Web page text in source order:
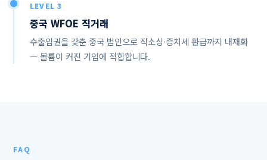
LEVEL 3
중국 WFOE 직거래
수출입권을 갖춘 중국 법인으로 직소싱·증치세 환급까지 내재화
— 볼륨이 커진 기업에 적합합니다.
FAQ